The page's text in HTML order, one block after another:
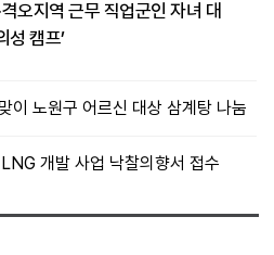
오지역 근무 직업군인 자녀 대
성 캠프’
이 노원구 어르신 대상 삼계탕 나눔
개발 사업 낙찰의향서 접수